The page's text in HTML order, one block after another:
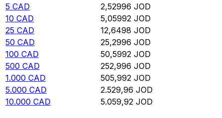
5 CAD 2,52996 JOD
10 CAD 5,05992 JOD
25 CAD 12,6498 JOD
50 CAD 25,2996 JOD
100 CAD 50,5992 JOD
500 CAD 252,996 JOD
1.000 CAD 505,992 JOD
5.000 CAD 2.529,96 JOD
10.000 CAD 5.059,92 JOD